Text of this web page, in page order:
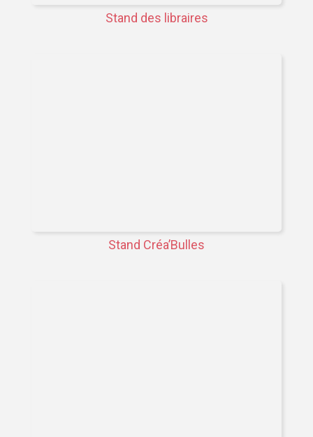
Stand des libraires
Stand Créa’Bulles